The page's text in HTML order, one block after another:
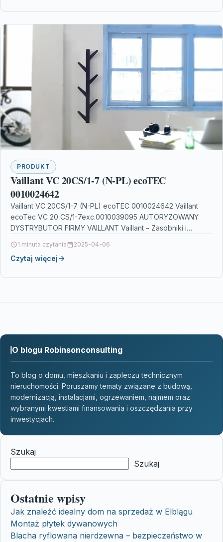
PRODUKT
Vaillant VC 20CS/1-7 (N-PL) ecoTEC
0010024642
Vaillant VC 20CS/1-7 (N-PL) ecoTEC 0010024642 Vaillant
ecoTec VC 20 CS/1-7exc.0010039095 AUTORYZOWANY
DYSTRYBUTOR FIRMY VAILLANT Vaillant – Zasobniki i
1 minuta czytania 2025-04-06
Czytaj więcej
O blogu Robinsonconsulting
To blog o domu, mieszkaniu i zapleczu technicznym
nieruchomości. Poruszamy tematy związane z budową,
modernizacją, instalacjami, ogrzewaniem, najmem oraz
wybranymi kwestiami finansowania i oszczędzania przy
inwestycjach.
Szukaj
Szukaj
Ostatnie wpisy
Jak znaleźć idealny dom na sprzedaż w Elblągu
Montaż płytek dywanowych
Blacha ryflowana nierdzewna – bezpieczeństwo w